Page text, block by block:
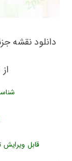
دانلود نقشه
قابل